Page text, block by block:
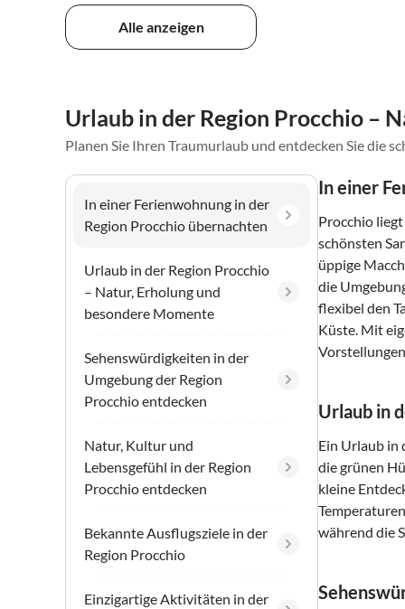
Alle anzeigen
Urlaub in der Region Procchio –
Planen Sie Ihren Traumurlaub und entdecken Sie die
In einer Ferienwohnung in der
Region Procchio übernachten
Urlaub in der Region Procchio
– Natur, Erholung und
besondere Momente
Sehenswürdigkeiten in der
Umgebung der Region
Procchio entdecken
Natur, Kultur und
Lebensgefühl in der Region
Procchio entdecken
Bekannte Ausflugsziele in der
Region Procchio
Einzigartige Aktivitäten in der
In einer
Procchio
schönsten
üppige
die
flexibel den
Küste. Mit
Urlaub in
Ein Urlaub in
die grünen
kleine
während die